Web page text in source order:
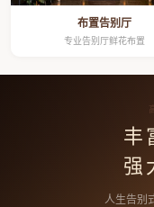
布置告别厅
专业告别厅鲜花布置
丰
强
人生告别